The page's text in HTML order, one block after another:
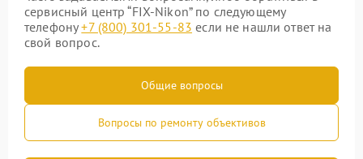
сервисный центр “FIX-Nikon” по следующему
телефону+7 (800) 301-55-83 если не нашли ответ на
свой вопрос.
Общие вопросы
Вопросы по ремонту объективов